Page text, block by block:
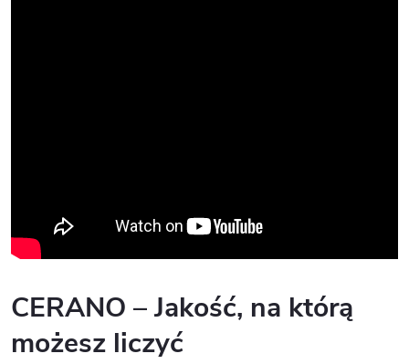
CERANO – Jakość, na którą
możesz liczyć